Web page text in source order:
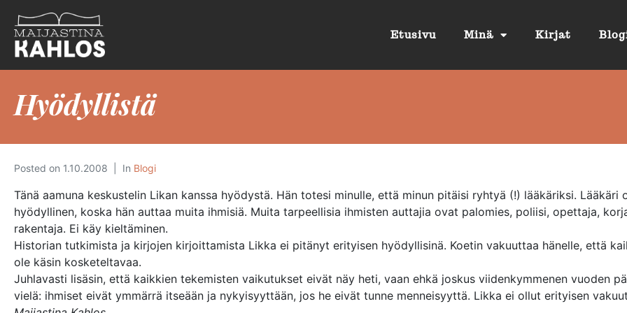
Etusivu Minä Kirjat
Hyödyllistä
Posted on 1.10.2008 In Blogi
Tänä aamuna keskustelin Likan kanssa hyödystä. Hän totesi minulle, että minun pitäisi ryhtyä (!) lääkäriksi. Lääkäri
hyödyllinen, koska hän auttaa muita ihmisiä. Muita tarpeellisia ihmisten auttajia ovat palomies, poliisi, opettaja,
rakentaja. Ei käy kieltäminen.
Historian tutkimista ja kirjojen kirjoittamista Likka ei pitänyt erityisen hyödyllisinä. Koetin vakuuttaa hänelle, että
ole käsin kosketeltavaa.
Juhlavasti lisäsin, että kaikkien tekemisten vaikutukset eivät näy heti, vaan ehkä joskus viidenkymmenen vuoden
vielä: ihmiset eivät ymmärrä itseään ja nykyisyyttään, jos he eivät tunne menneisyyttä. Likka ei ollut erityisen